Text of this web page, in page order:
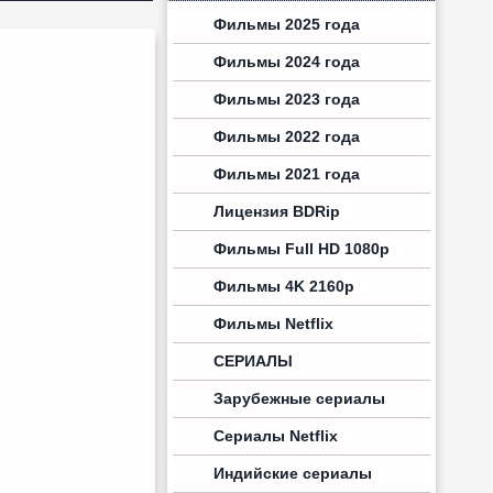
Фильмы 2025 года
Фильмы 2024 года
Фильмы 2023 года
Фильмы 2022 года
Фильмы 2021 года
Лицензия BDRip
Фильмы Full HD 1080p
Фильмы 4K 2160p
Фильмы Netflix
СЕРИАЛЫ
Зарубежные сериалы
Сериалы Netflix
Индийские сериалы